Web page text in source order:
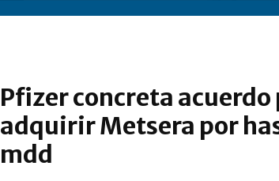
Pfizer concreta acuerdo
adquirir Metsera por
mdd